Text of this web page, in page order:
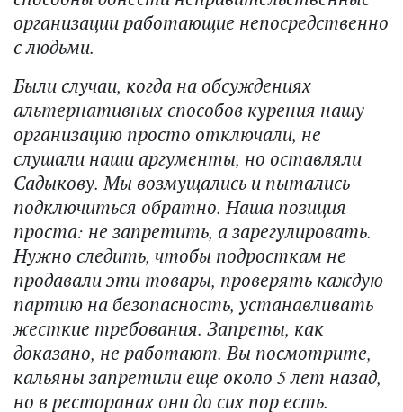
организации работающие непосредственно
с людьми.
Были случаи, когда на обсуждениях
альтернативных способов курения нашу
организацию просто отключали, не
слушали наши аргументы, но оставляли
Садыкову. Мы возмущались и пытались
подключиться обратно. Наша позиция
проста: не запретить, а зарегулировать.
Нужно следить, чтобы подросткам не
продавали эти товары, проверять каждую
партию на безопасность, устанавливать
жесткие требования. Запреты, как
доказано, не работают. Вы посмотрите,
кальяны запретили еще около 5 лет назад,
но в ресторанах они до сих пор есть.